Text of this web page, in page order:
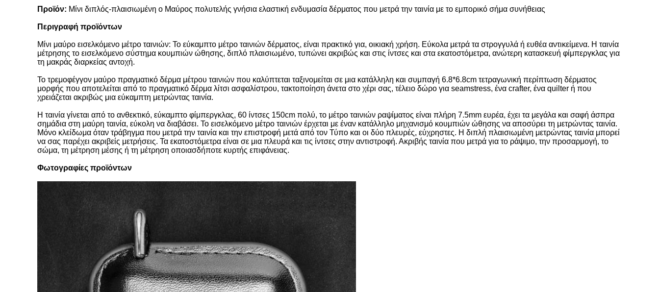
Προϊόν: Μίνι διπλός-πλαισιωμένη ο Μαύρος πολυτελής γνήσια ελαστική ενδυμασία δέρματος που μετρά την ταινία με το εμπορικό σήμα συνήθειας
Περιγραφή προϊόντων
Μίνι μαύρο εισελκόμενο μέτρο ταινιών: Το εύκαμπτο μέτρο ταινιών δέρματος, είναι πρακτικό για, οικιακή χρήση. Εύκολα μετρά τα στρογγυλά ή ευθέα αντικείμενα. Η ταινία
μέτρησης το εισελκόμενο σύστημα κουμπιών ώθησης, διπλό πλαισιωμένο, τυπώνει ακριβώς και στις ίντσες και στα εκατοστόμετρα, ανώτερη κατασκευή φίμπεργκλας για
τη μακράς διαρκείας αντοχή.
Το τρεμοφέγγον μαύρο πραγματικό δέρμα μέτρου ταινιών που καλύπτεται ταξινομείται σε μια κατάλληλη και συμπαγή 6.8*6.8cm τετραγωνική περίπτωση δέρματος
μορφής που αποτελείται από το πραγματικό δέρμα λίτσι ασφαλίστρου, τακτοποίηση άνετα στο χέρι σας, τέλειο δώρο για seamstress, ένα crafter, ένα quilter ή που
χρειάζεται ακριβώς μια εύκαμπτη μετρώντας ταινία.
Η ταινία γίνεται από το ανθεκτικό, εύκαμπτο φίμπεργκλας, 60 ίντσες 150cm πολύ, το μέτρο ταινιών ραψίματος είναι πλήρη 7.5mm ευρέα, έχει τα μεγάλα και σαφή άσπρα
σημάδια στη μαύρη ταινία, εύκολη να διαβάσει. Το εισελκόμενο μέτρο ταινιών έρχεται με έναν κατάλληλο μηχανισμό κουμπιών ώθησης να αποσύρει τη μετρώντας ταινία.
Μόνο κλείδωμα όταν τράβηγμα που μετρά την ταινία και την επιστροφή μετά από τον Τύπο και οι δύο πλευρές, εύχρηστες. Η διπλή πλαισιωμένη μετρώντας ταινία μπορεί
να σας παρέχει ακριβείς μετρήσεις. Τα εκατοστόμετρα είναι σε μια πλευρά και τις ίντσες στην αντιστροφή. Ακριβής ταινία που μετρά για το ράψιμο, την προσαρμογή, το
σώμα, τη μέτρηση μέσης ή τη μέτρηση οποιασδήποτε κυρτής επιφάνειας.
Φωτογραφίες προϊόντων